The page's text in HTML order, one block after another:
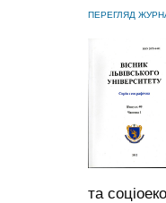
ПЕРЕГЛЯД
та